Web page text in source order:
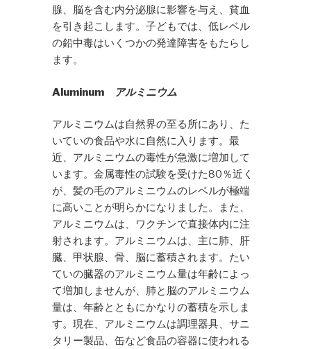
腺、脳を含む内分泌腺に影響を与え、貧血
を引き起こします。子どもでは、低レベル
の鉛中毒はいくつかの発達障害をもたらし
ます。
Aluminum アルミニウム
アルミニウムは自然界の至る所にあり、た
いていの食品や水に自然に入ります。最
近、アルミニウムの毒性が急激に増加して
います。金属毒性の試験を受けた80％近く
が、髪の毛のアルミニウムのレベルが極端
に高いことが明らかになりました。また、
アルミニウムは、ワクチンで直接体内に注
射されます。アルミニウムは、主に肺、肝
臓、甲状腺、骨、脳に蓄積されます。たい
ていの臓器のアルミニウム量は年齢によっ
て増加しませんが、肺と脳のアルミニウム
量は、年齢とともにかなりの蓄積を示しま
す。現在、アルミニウムは調理器具、サニ
タリー製品、缶など食品の容器に使われる